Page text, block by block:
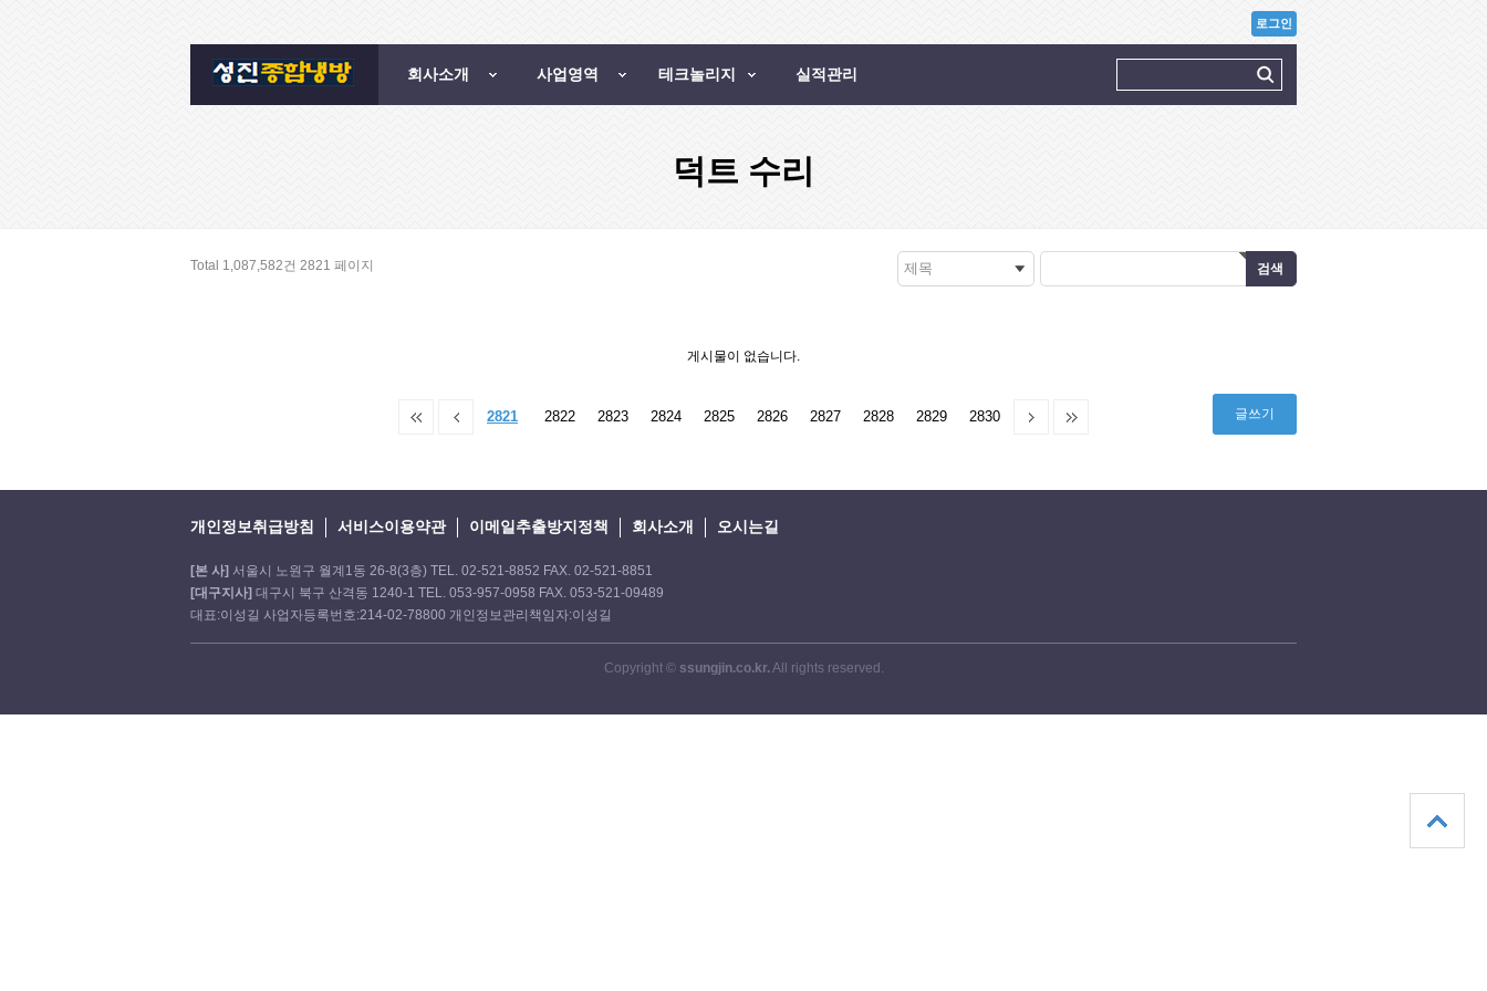
회사소개 사업영역 테크놀리지 실적관리
로그인
덕트 수리
Total 1,087,582건 2821 페이지 제목
게시물이 없습니다.
2821 2822 2823 2824 2825 2826 2827 2828 2829 2830 글쓰기
개인정보취급방침 서비스이용약관 이메일추출방지정책 회사소개 오시는길
[본 사] 서울시 노원구 월계1동 26-8(3층) TEL. 02-521-8852 FAX. 02-521-8851
[대구지사] 대구시 북구 산격동 1240-1 TEL. 053-957-0958 FAX. 053-521-09489
대표:이성길 사업자등록번호:214-02-78800 개인정보관리책임자:이성길
Copyright © ssungjin.co.kr.All rights reserved.